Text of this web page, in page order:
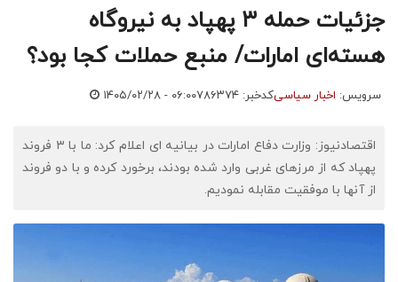
جزئیات حمله ۳ پهپاد به نیروگاه
هسته‌ای امارات/ منبع حملات کجا بود؟
سرویس: اخبار سیاسیکدخبر: ۷۸۶۳۷۴ ۱۴۰۵/۰۲/۲۸ - ۰۶:۰۰
اقتصادنیوز: وزارت دفاع امارات در بیانیه ای اعلام کرد: ما با ۳ فروند
پهپاد که از مرزهای غربی وارد شده بودند، برخورد کرده و با دو فروند
از آنها با موفقیت مقابله نمودیم.